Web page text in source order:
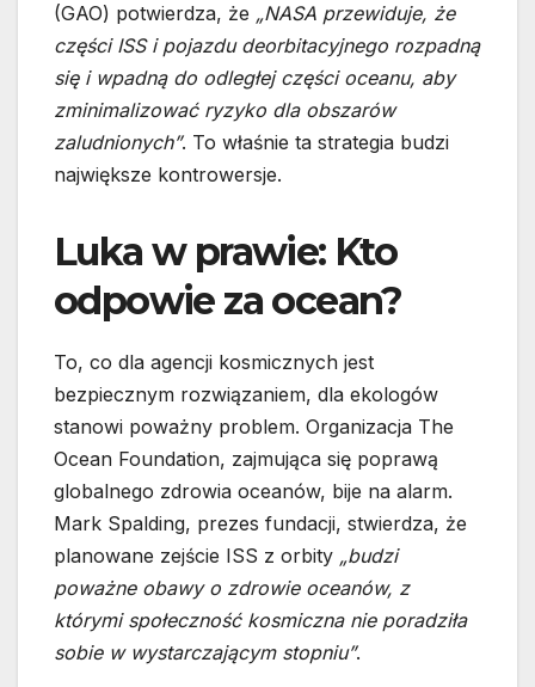
(GAO) potwierdza, że „NASA przewiduje, że
części ISS i pojazdu deorbitacyjnego rozpadną
się i wpadną do odległej części oceanu, aby
zminimalizować ryzyko dla obszarów
zaludnionych”. To właśnie ta strategia budzi
największe kontrowersje.
Luka w prawie: Kto
odpowie za ocean?
To, co dla agencji kosmicznych jest
bezpiecznym rozwiązaniem, dla ekologów
stanowi poważny problem. Organizacja The
Ocean Foundation, zajmująca się poprawą
globalnego zdrowia oceanów, bije na alarm.
Mark Spalding, prezes fundacji, stwierdza, że
planowane zejście ISS z orbity „budzi
poważne obawy o zdrowie oceanów, z
którymi społeczność kosmiczna nie poradziła
sobie w wystarczającym stopniu”.